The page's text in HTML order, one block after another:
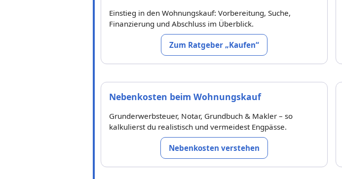
Einstieg in den Wohnungskauf: Vorbereitung, Suche,
Finanzierung und Abschluss im Überblick.
Zum Ratgeber „Kaufen“
Nebenkosten beim Wohnungskauf
Grunderwerbsteuer, Notar, Grundbuch & Makler – so
kalkulierst du realistisch und vermeidest Engpässe.
Nebenkosten verstehen